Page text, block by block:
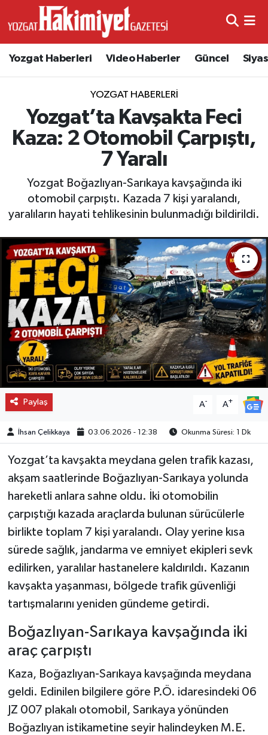
Yozgat Haberleri Video Haberler Güncel
YOZGAT HABERLERI
Yozgat’ta Kavşakta Feci
Kaza: 2 Otomobil Çarpıştı,
7 Yaralı
Yozgat Boğazlıyan-Sarıkaya kavşağında iki
otomobil çarpıştı. Kazada 7 kişi yaralandı,
yaralıların hayati tehlikesinin bulunmadığı bildirildi.
Paylaş A- A+
İhsan Çelikkaya 03.06.2026 - 12:38 Okunma Süresi: 1 Dk
Yozgat’ta kavşakta meydana gelen trafik kazası,
akşam saatlerinde Boğazlıyan-Sarıkaya yolunda
hareketli anlara sahne oldu. İki otomobilin
çarpıştığı kazada araçlarda bulunan sürücülerle
birlikte toplam 7 kişi yaralandı. Olay yerine kısa
sürede sağlık, jandarma ve emniyet ekipleri sevk
edilirken, yaralılar hastanelere kaldırıldı. Kazanın
kavşakta yaşanması, bölgede trafik güvenliği
tartışmalarını yeniden gündeme getirdi.
Boğazlıyan-Sarıkaya kavşağında iki
araç çarpıştı
Kaza, Boğazlıyan-Sarıkaya kavşağında meydana
geldi. Edinilen bilgilere göre P.Ö. idaresindeki 06
JZ 007 plakalı otomobil, Sarıkaya yönünden
Boğazlıyan istikametine seyir halindeyken M.E.